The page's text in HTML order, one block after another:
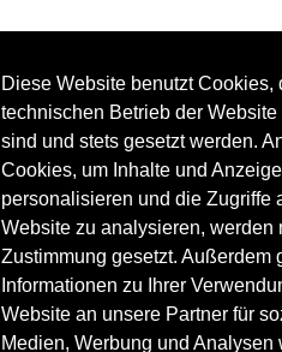
Diese Website benutzt Cookies,
technischen Betrieb der
sind und stets gesetzt werden.
Cookies, um Inhalte und
personalisieren und die Zugriffe
Website zu analysieren, werden
Zustimmung gesetzt. Außerdem
Informationen zu Ihrer
Website an unsere Partner für
Medien, Werbung und Analysen